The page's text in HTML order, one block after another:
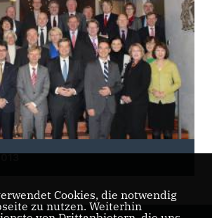
Cookies, die notwendig
zu nutzen. Weiterhin